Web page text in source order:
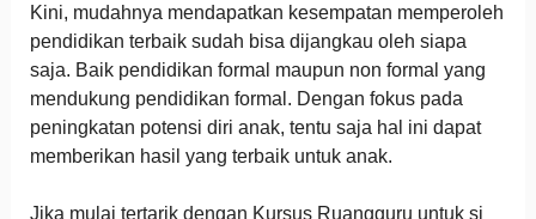
Kini, mudahnya mendapatkan kesempatan memperoleh
pendidikan terbaik sudah bisa dijangkau oleh siapa
saja. Baik pendidikan formal maupun non formal yang
mendukung pendidikan formal. Dengan fokus pada
peningkatan potensi diri anak, tentu saja hal ini dapat
memberikan hasil yang terbaik untuk anak.
Jika mulai tertarik dengan Kursus Ruangguru untuk si